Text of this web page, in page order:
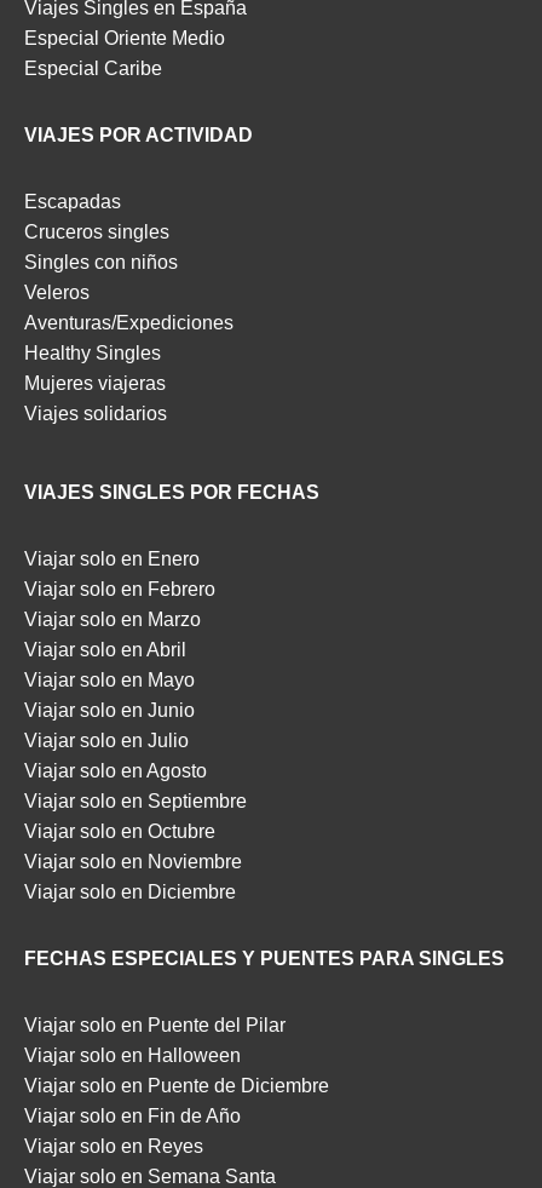
Viajes Singles en España
Especial Oriente Medio
Especial Caribe
VIAJES POR ACTIVIDAD
Escapadas
Cruceros singles
Singles con niños
Veleros
Aventuras/Expediciones
Healthy Singles
Mujeres viajeras
Viajes solidarios
VIAJES SINGLES POR FECHAS
Viajar solo en Enero
Viajar solo en Febrero
Viajar solo en Marzo
Viajar solo en Abril
Viajar solo en Mayo
Viajar solo en Junio
Viajar solo en Julio
Viajar solo en Agosto
Viajar solo en Septiembre
Viajar solo en Octubre
Viajar solo en Noviembre
Viajar solo en Diciembre
FECHAS ESPECIALES Y PUENTES PARA SINGLES
Viajar solo en Puente del Pilar
Viajar solo en Halloween
Viajar solo en Puente de Diciembre
Viajar solo en Fin de Año
Viajar solo en Reyes
Viajar solo en Semana Santa